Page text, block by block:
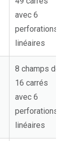
avec 6
perforations
linéaires
8 champs de
16 carrés
avec 6
perforations
linéaires